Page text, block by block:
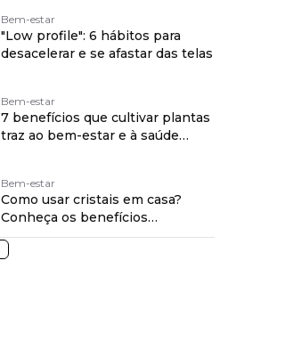
Bem-estar
"Low profile": 6 hábitos para
desacelerar e se afastar das telas
Bem-estar
7 benefícios que cultivar plantas
traz ao bem-estar e à saúde
Bem-estar
Como usar cristais em casa?
Conheça os benefícios
energéticos para o lar